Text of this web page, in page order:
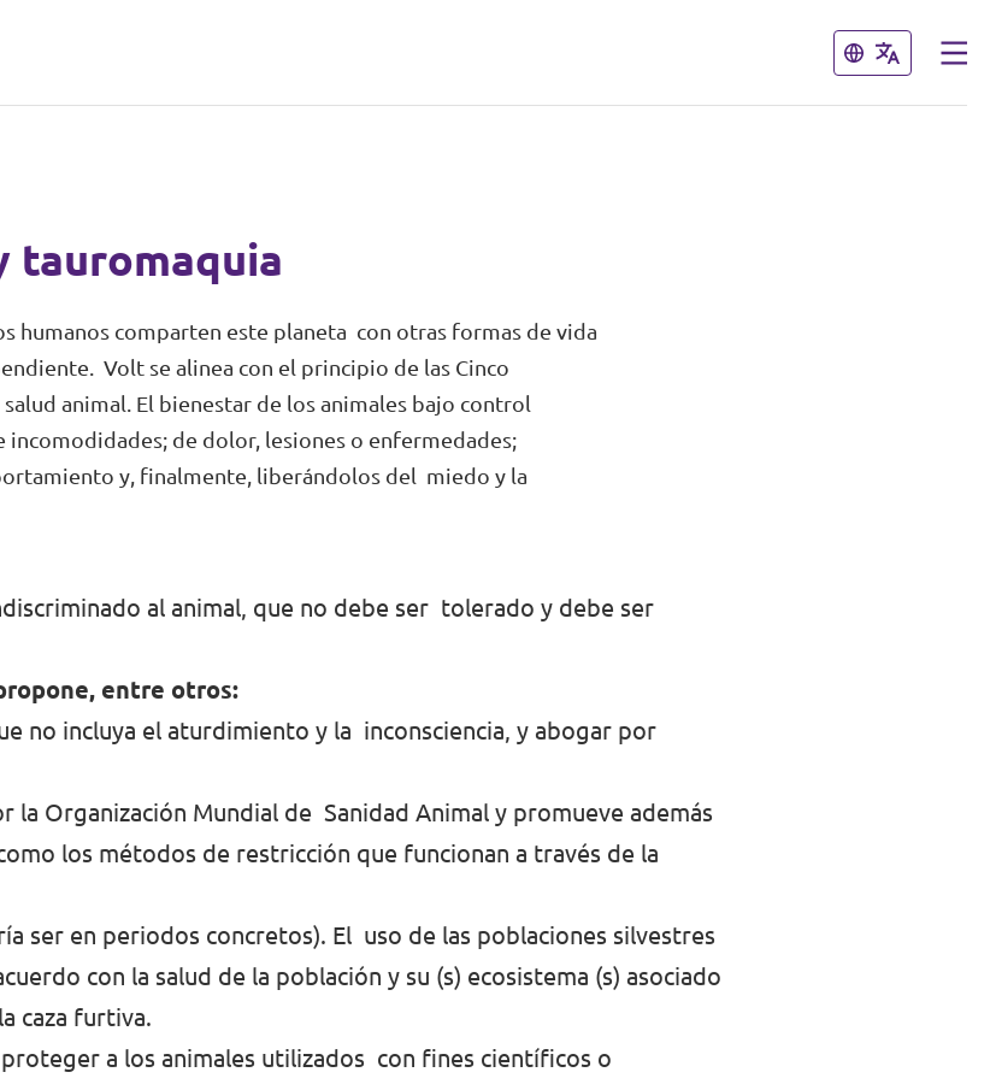
Cerrar
Cerrar
tauromaquia
humanos comparten este planeta con otras formas de vida
Volt se alinea con el principio de las Cinco
animal. El bienestar de los animales bajo control
de dolor, lesiones o enfermedades;
y, finalmente, liberándolos del miedo y la
al animal, que no debe ser tolerado y debe ser
entre otros:
no incluya el aturdimiento y la inconsciencia, y abogar por
la Organización Mundial de Sanidad Animal y promueve además
los métodos de restricción que funcionan a través de la
ser en periodos concretos). El uso de las poblaciones silvestres
con la salud de la población y su (s) ecosistema (s) asociado
caza furtiva.
a los animales utilizados con fines científicos o